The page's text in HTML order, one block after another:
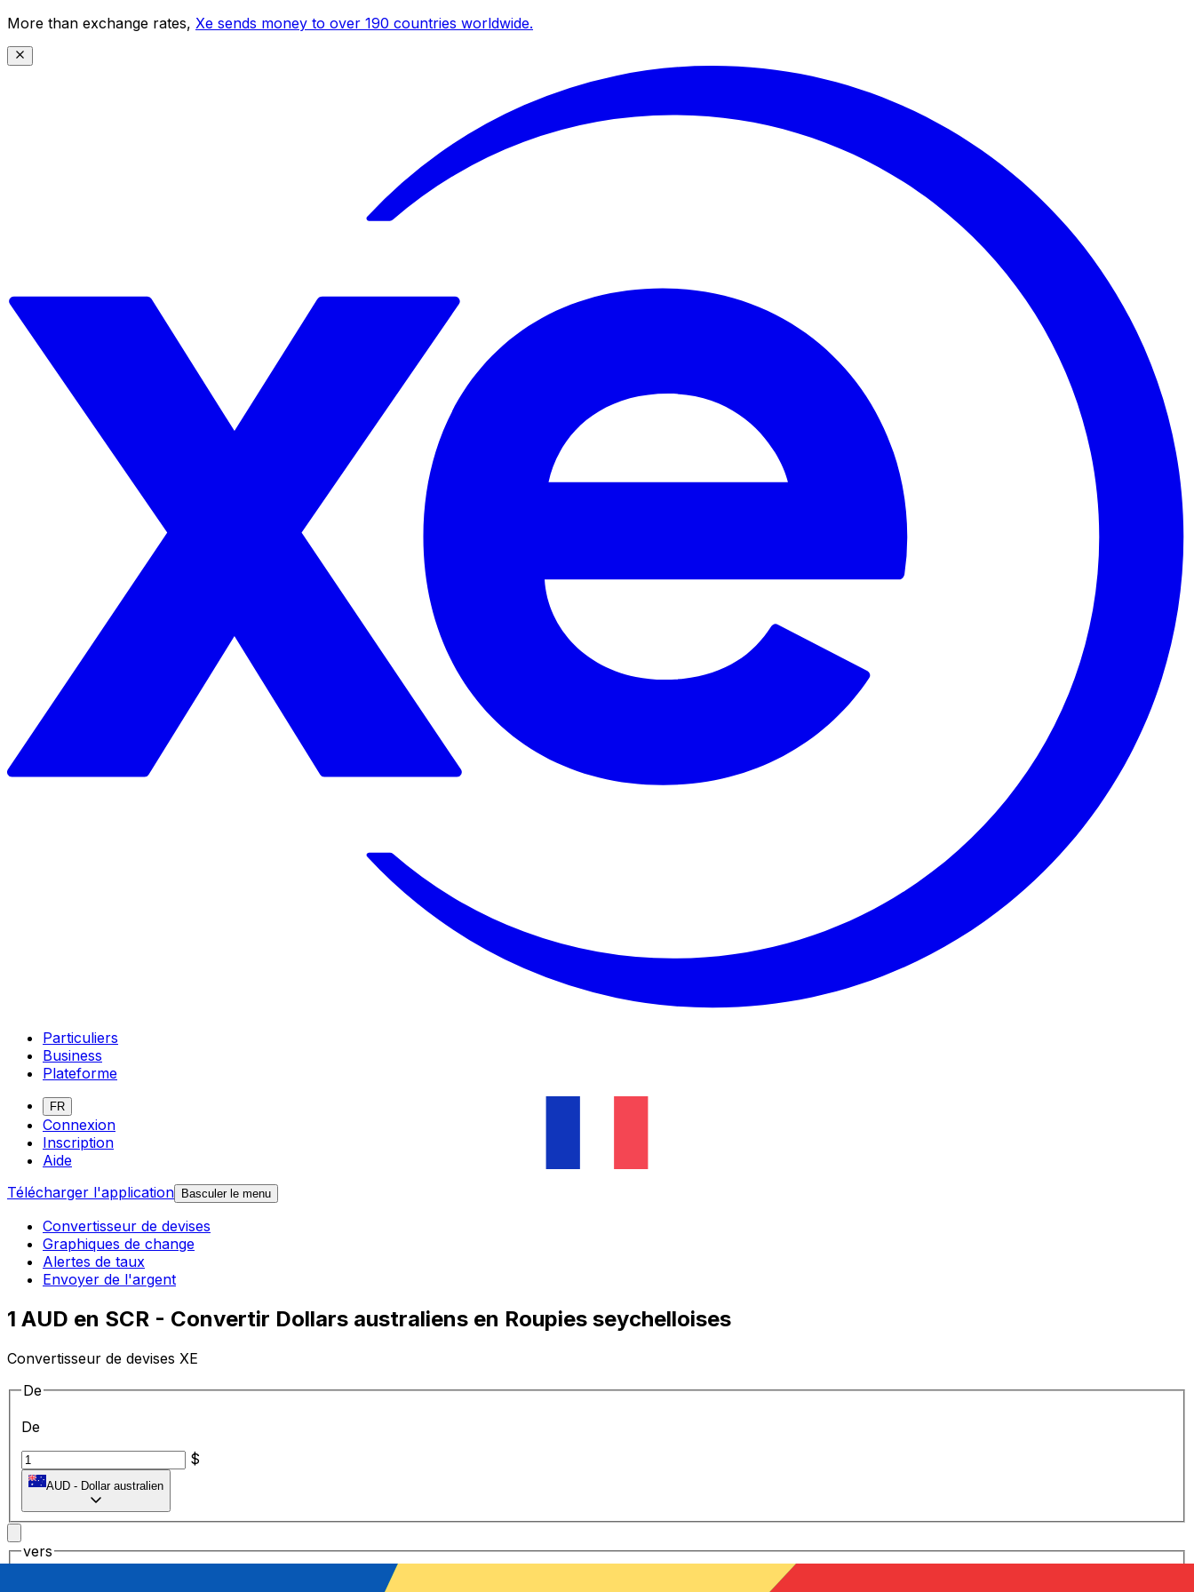
More than exchange rates, Xe sends money to over 190 countries worldwide.
Particuliers
Business
Plateforme
FR
Connexion
Inscription
Aide
Télécharger l'application
Basculer le menu
Convertisseur de devises
Graphiques de change
Alertes de taux
Envoyer de l'argent
1 AUD en SCR - Convertir Dollars australiens en Roupies seychelloises
Convertisseur de devises XE
De
De
$
AUD - Dollar australien
vers